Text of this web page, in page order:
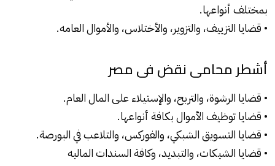
بمختلف أنواعها.
• قضايا التزييف، والتزوير، والأختلاس، والأموال العامه.
أشطر محامى نقض فى مصر
• قضايا الرشوة، والتربح، والإستيلاء على المال العام.
• قضايا توظيف الأموال بكافة أنواعها.
• قضايا التسويق الشبكي، والفوركس، والتلاعب في البورصة.
• قضايا الشيكات، والتبديد، وكافة السندات الماليه